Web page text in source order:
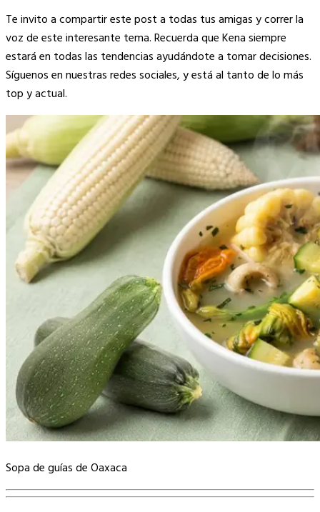
Te invito a compartir este post a todas tus amigas y correr la
voz de este interesante tema. Recuerda que Kena siempre
estará en todas las tendencias ayudándote a tomar decisiones.
Síguenos en nuestras redes sociales, y está al tanto de lo más
top y actual.
Sopa de guías de Oaxaca